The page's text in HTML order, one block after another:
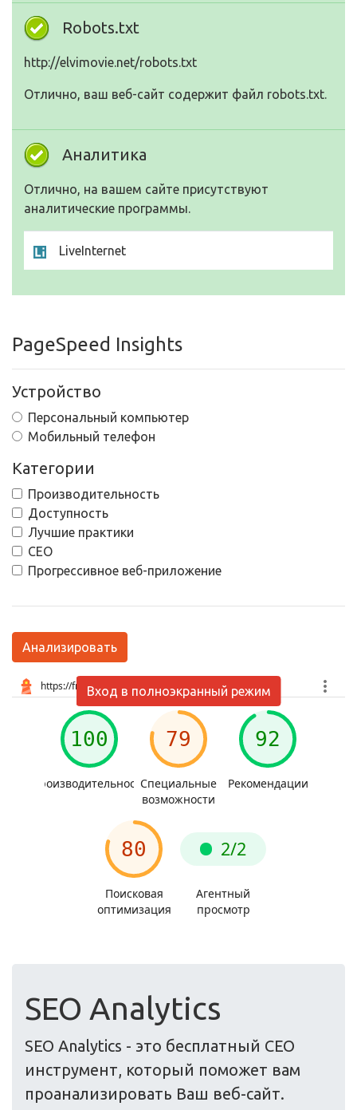
Robots.txt
http://elvimovie.net/robots.txt
Отлично, ваш веб-сайт содержит файл robots.txt.
Аналитика
Отлично, на вашем сайте присутствуют
аналитические программы.
LiveInternet
PageSpeed Insights
Устройство
Персональный компьютер
Мобильный телефон
Категории
Производительность
Доступность
Лучшие практики
СЕО
Прогрессивное веб-приложение
Анализировать
Вход в полноэкранный режим
SEO Analytics
SEO Analytics - это бесплатный СЕО
инструмент, который поможет вам
проанализировать Ваш веб-сайт.